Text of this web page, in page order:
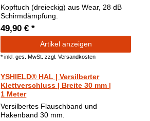
Kopftuch (dreieckig) aus Wear, 28 dB
Schirmdämpfung.
49,90 € *
Artikel anzeigen
*inkl. ges. MwSt. zzgl.Versandkosten
YSHIELD® HAL | Versilberter
Klettverschluss | Breite 30 mm |
1 Meter
Versilbertes Flauschband und
Hakenband 30 mm.